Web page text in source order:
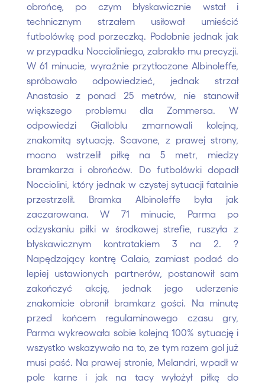
obrońcę, po czym błyskawicznie wstał i
technicznym strzałem usiłował umieścić
futbolówkę pod porzeczką. Podobnie jednak jak
w przypadku Noccioliniego, zabrakło mu precyzji.
W 61 minucie, wyraźnie przytłoczone Albinoleffe,
spróbowało odpowiedzieć, jednak strzał
Anastasio z ponad 25 metrów, nie stanowił
większego problemu dla Zommersa. W
odpowiedzi Gialloblu zmarnowali kolejną,
znakomitą sytuację. Scavone, z prawej strony,
mocno wstrzelił piłkę na 5 metr, miedzy
bramkarza i obrońców. Do futbolówki dopadł
Nocciolini, który jednak w czystej sytuacji fatalnie
przestrzelił. Bramka Albinoleffe była jak
zaczarowana. W 71 minucie, Parma po
odzyskaniu piłki w środkowej strefie, ruszyła z
błyskawicznym kontratakiem 3 na 2. ?
Napędzający kontrę Calaio, zamiast podać do
lepiej ustawionych partnerów, postanowił sam
zakończyć akcję, jednak jego uderzenie
znakomicie obronił bramkarz gości. Na minutę
przed końcem regulaminowego czasu gry,
Parma wykreowała sobie kolejną 100% sytuację i
wszystko wskazywało na to, ze tym razem gol już
musi paść. Na prawej stronie, Melandri, wpadł w
pole karne i jak na tacy wyłożył piłkę do